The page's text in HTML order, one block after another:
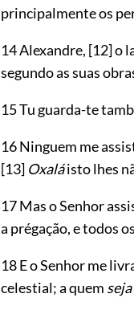
principalmente os
14 Alexandre, [12]o
segundo as suas
15 Tu guarda-te
16 Ninguem me
[13] Oxaláisto lhes
17 Mas o Senhor
a prégação, e todos
18 E o Senhor me
celestial; a quem seja